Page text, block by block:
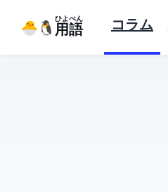
IT用語
ひよぺん コラム